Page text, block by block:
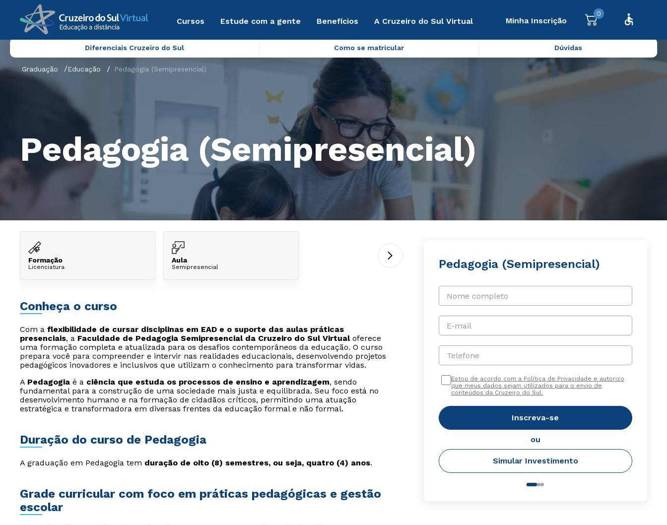
Cursos Estude com a gente Benefícios A Cruzeiro do Sul Virtual Minha Inscrição
0
Diferenciais Cruzeiro do Sul Como se matricular Dúvidas
Graduação Educação Pedagogia (Semipresencial)
Pedagogia (Semipresencial)
Formação
Licenciatura
Aula
Semipresencial
Conheça o curso
Com a flexibilidade de cursar disciplinas em EAD e o suporte das aulas práticas
presenciais, a Faculdade de Pedagogia Semipresencial da Cruzeiro do Sul Virtualoferece
uma formação completa e atualizada para os desafios contemporâneos da educação. O curso
prepara você para compreender e intervir nas realidades educacionais, desenvolvendo projetos
pedagógicos inovadores e inclusivos que utilizam o conhecimento para transformar vidas.
A Pedagogia é a ciência que estuda os processos de ensino e aprendizagem, sendo
fundamental para a construção de uma sociedade mais justa e equilibrada. Seu foco está no
desenvolvimento humano e na formação de cidadãos críticos, permitindo uma atuação
estratégica e transformadora em diversas frentes da educação formal e não formal.
Duração do curso de Pedagogia
A graduação em Pedagogia tem duração de oito (8) semestres, ou seja, quatro (4) anos.
Grade curricular com foco em práticas pedagógicas e gestão
escolar
Pedagogia (Semipresencial)
Nome completo
E-mail
Telefone
Estou de acordo com a Política de Privacidade e autorizo
que meus dados sejam utilizados para o envio de
conteúdos da Cruzeiro do Sul.
Inscreva-se
ou
Simular Investimento